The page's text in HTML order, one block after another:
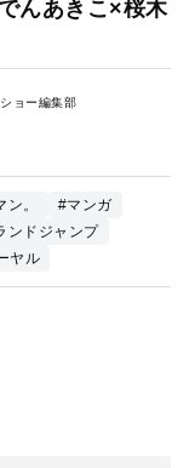
んあきこ×桜木
ョー編集部
。
#マンガ
ンドジャンプ
ヤル